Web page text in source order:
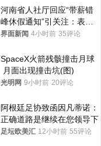
河南省人社厅回应“带薪错
峰休假通知”引关注：表述
不够准确，待修改后印发
界面新闻 4小时前 35评论
SpaceX火箭残骸撞击月球
月面出现撞击坑(图)
光明网 9小时前 20评论
阿根廷足协致函因凡蒂诺：
正确道路是继续在您领导下
足坛欧美汇 12小时前 55评论